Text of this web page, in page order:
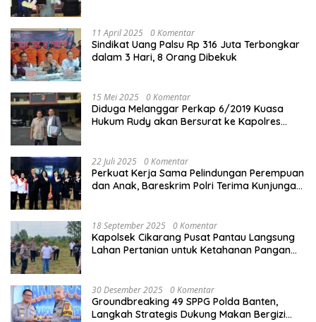
11 April 2025 0 Komentar
Sindikat Uang Palsu Rp 316 Juta Terbongkar
dalam 3 Hari, 8 Orang Dibekuk
15 Mei 2025 0 Komentar
Diduga Melanggar Perkap 6/2019 Kuasa
Hukum Rudy akan Bersurat ke Kapolres
22 Juli 2025 0 Komentar
Perkuat Kerja Sama Pelindungan Perempuan
dan Anak, Bareskrim Polri Terima Kunjungan
18 September 2025 0 Komentar
Kapolsek Cikarang Pusat Pantau Langsung
Lahan Pertanian untuk Ketahanan Pangan
30 Desember 2025 0 Komentar
Groundbreaking 49 SPPG Polda Banten,
Langkah Strategis Dukung Makan Bergizi